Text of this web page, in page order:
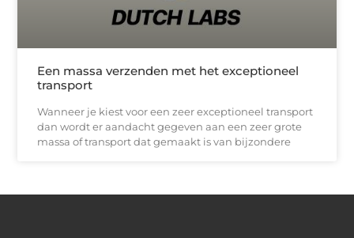
Een massa verzenden met het exceptioneel
transport
Wanneer je kiest voor een zeer exceptioneel transport
dan wordt er aandacht gegeven aan een zeer grote
massa of transport dat gemaakt is van bijzondere